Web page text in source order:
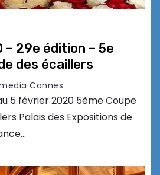
29e édition – 5e
des écaillers
Cannes
5 février 2020 5ème Coupe
Palais des Expositions de